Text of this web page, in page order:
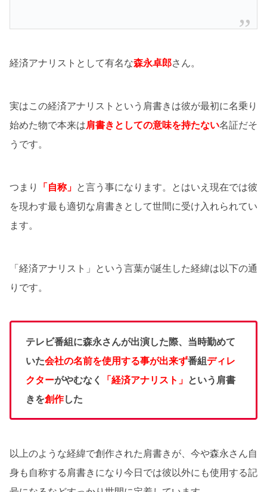
経済アナリストとして有名な森永卓郎さん。
実はこの経済アナリストという肩書きは彼が最初に名乗り
始めた物で本来は肩書きとしての意味を持たない名証だそ
うです。
つまり 「自称」 と言う事になります。とはいえ現在では彼
を現わす最も適切な肩書きとして世間に受け入れられてい
ます。
「経済アナリスト」という言葉が誕生した経緯は以下の通
りです。
テレビ番組に森永さんが出演した際、当時勤めて
いた会社の名前を使用する事が出来ず番組ディレ
クターがやむなく 「経済アナリスト」 という肩書
きを創作した
以上のような経緯で創作された肩書きが、今や森永さん自
身も自称する肩書きになり今日では彼以外にも使用する記